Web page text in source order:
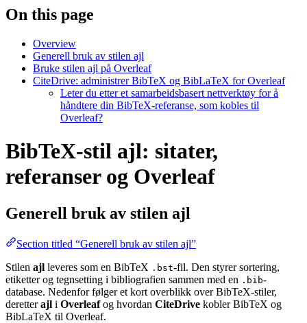
On this page
Overview
Generell bruk av stilen ajl
Bruke stilen ajl på Overleaf
CiteDrive: administrer BibTeX og BibLaTeX for Overleaf
Leter du etter et samarbeidsbasert nettverktøy for å
håndtere din BibTeX-referanse, som kobles til
Overleaf?
BibTeX-stil ajl: sitater,
referanser og Overleaf
Generell bruk av stilen ajl
Section titled “Generell bruk av stilen ajl”
Stilen ajl leveres som en BibTeX .bst-fil. Den styrer sortering,
etiketter og tegnsetting i bibliografien sammen med en .bib-
database. Nedenfor følger et kort overblikk over BibTeX-stiler,
deretterajl i Overleafog hvordan CiteDrive kobler BibTeX og
BibLaTeX til Overleaf.